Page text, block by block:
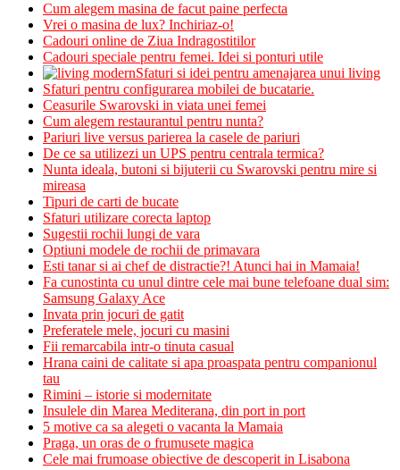
Cum alegem masina de facut paine perfecta
Vrei o masina de lux? Inchiriaz-o!
Cadouri online de Ziua Indragostitilor
Cadouri speciale pentru femei. Idei si ponturi utile
Sfaturi si idei pentru amenajarea unui living
Sfaturi pentru configurarea mobilei de bucatarie.
Ceasurile Swarovski in viata unei femei
Cum alegem restaurantul pentru nunta?
Pariuri live versus parierea la casele de pariuri
De ce sa utilizezi un UPS pentru centrala termica?
Nunta ideala, butoni si bijuterii cu Swarovski pentru mire si
mireasa
Tipuri de carti de bucate
Sfaturi utilizare corecta laptop
Sugestii rochii lungi de vara
Optiuni modele de rochii de primavara
Esti tanar si ai chef de distractie?! Atunci hai in Mamaia!
Fa cunostinta cu unul dintre cele mai bune telefoane dual sim:
Samsung Galaxy Ace
Invata prin jocuri de gatit
Preferatele mele, jocuri cu masini
Fii remarcabila intr-o tinuta casual
Hrana caini de calitate si apa proaspata pentru companionul
tau
Rimini – istorie si modernitate
Insulele din Marea Mediterana, din port in port
5 motive ca sa alegeti o vacanta la Mamaia
Praga, un oras de o frumusete magica
Cele mai frumoase obiective de descoperit in Lisabona